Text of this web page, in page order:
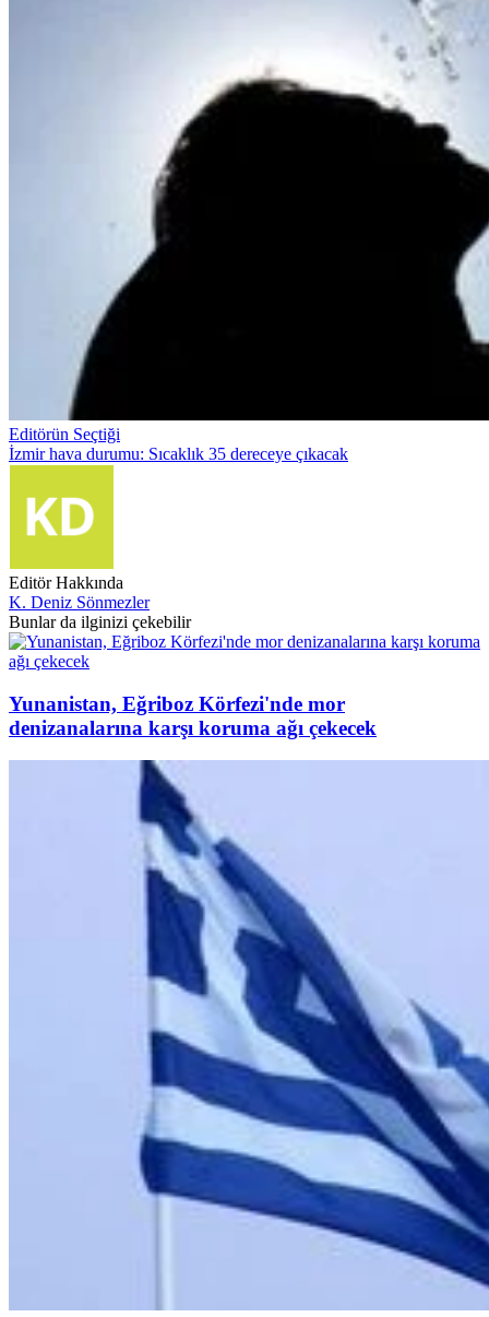
Editörün Seçtiği
İzmir hava durumu: Sıcaklık 35 dereceye çıkacak
Editör Hakkında
K. Deniz Sönmezler
Bunlar da ilginizi çekebilir
Yunanistan, Eğriboz Körfezi'nde mor
denizanalarına karşı koruma ağı çekecek